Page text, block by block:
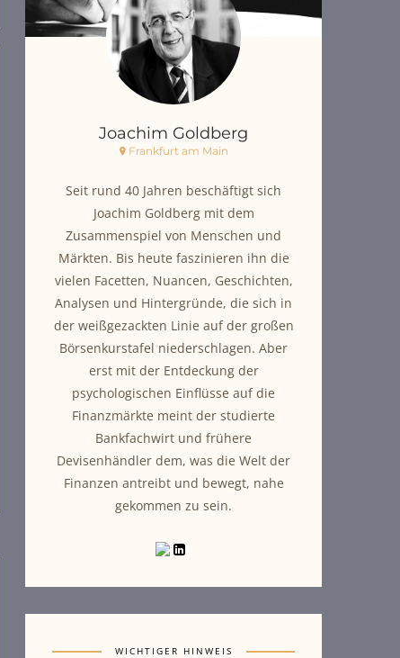
Joachim Goldberg
Frankfurt am Main
Seit rund 40 Jahren beschäftigt sich
Joachim Goldberg mit dem
Zusammenspiel von Menschen und
Märkten. Bis heute faszinieren ihn die
vielen Facetten, Nuancen, Geschichten,
Analysen und Hintergründe, die sich in
der weißgezackten Linie auf der großen
Börsenkurstafel niederschlagen. Aber
erst mit der Entdeckung der
psychologischen Einflüsse auf die
Finanzmärkte meint der studierte
Bankfachwirt und frühere
Devisenhändler dem, was die Welt der
Finanzen antreibt und bewegt, nahe
gekommen zu sein.
WICHTIGER HINWEIS